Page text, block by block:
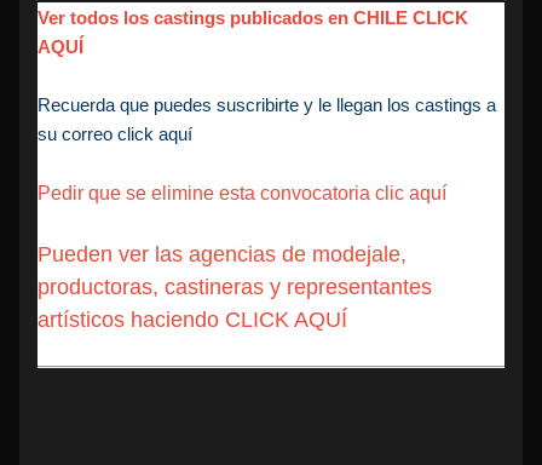
Ver todos los castings publicados en CHILE CLICK
AQUÍ
Recuerda que puedes suscribirte y le llegan los castings a
su correo click aquí
Pedir que se elimine esta convocatoria clic aquí
Pueden ver las agencias de modejale,
productoras, castineras y representantes
artísticos haciendo CLICK AQUÍ